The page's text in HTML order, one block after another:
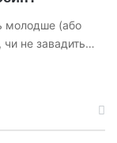
молодше (або
чи не завадить…